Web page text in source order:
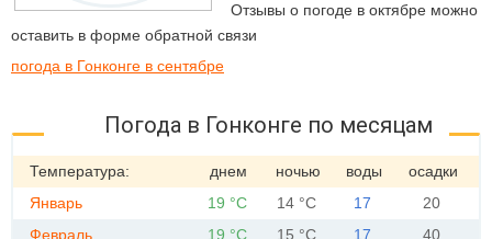
Отзывы о погоде в октябре можно
оставить в форме обратной связи
погода в Гонконге в сентябре
Погода в Гонконге по месяцам
Температура: днем ночью воды
осадки
Январь
19 °C 14 °C 17
20
Февраль
19 °C 15 °C 17 40